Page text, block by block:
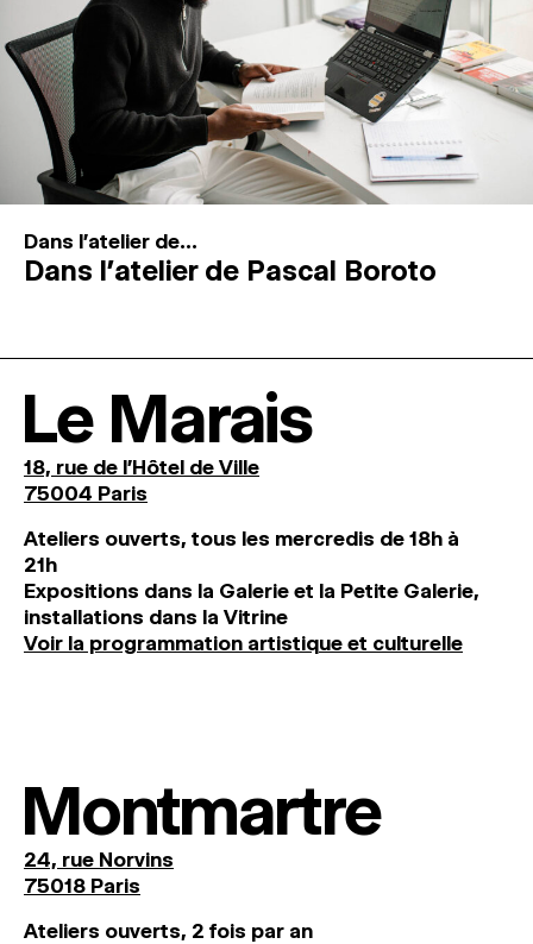
Dans l'atelier de...
Dans l’atelier de Pascal Boroto
Le Marais
18, rue de l'Hôtel de Ville
75004 Paris
Ateliers ouverts, tous les mercredis de 18h à
21h
Expositions dans la Galerie et la Petite Galerie,
installations dans la Vitrine
Voir la programmation artistique et culturelle
Montmartre
24, rue Norvins
75018 Paris
Ateliers ouverts, 2 fois par an